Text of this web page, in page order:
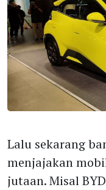
Lalu sekarang
menjajakan
jutaan. Misal